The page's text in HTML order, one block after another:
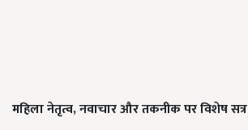
महिला नेतृत्व, नवाचार और तकनीक पर विशेष सत्र